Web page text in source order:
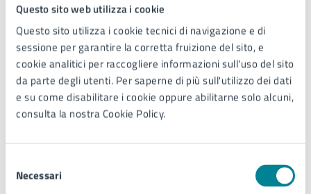
Questo sito web utilizza i cookie
Questo sito utilizza i cookie tecnici di navigazione e di
sessione per garantire la corretta fruizione del sito, e
cookie analitici per raccogliere informazioni sull'uso del sito
da parte degli utenti. Per saperne di più sull'utilizzo dei dati
e su come disabilitare i cookie oppure abilitarne solo alcuni,
consulta la nostra Cookie Policy.
delNecessari
Ulteriori informazioni
In collaborazione con Veritas e l'associazione
Plastic
Free.